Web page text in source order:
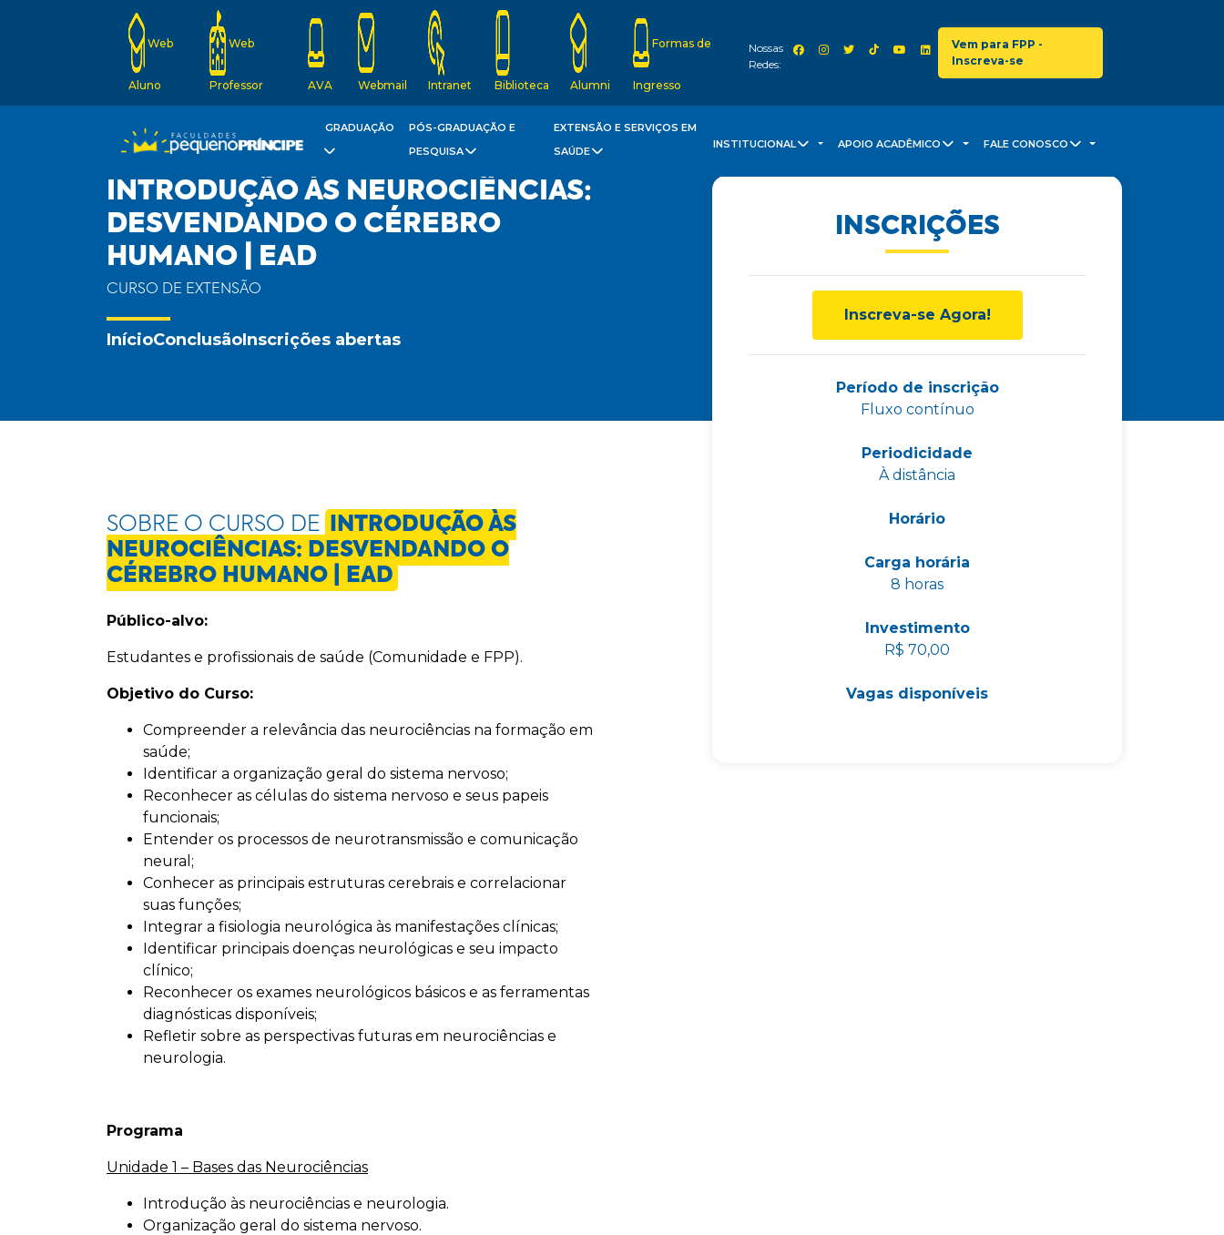
Web
Aluno
Web
Professor AVA Webmail Intranet Biblioteca Alumni
Formas de
Ingresso
Nossas
Redes:
Vem para FPP -
Inscreva-se
GRADUAÇÃO
PÓS-GRADUAÇÃO E
PESQUISA
EXTENSÃO E SERVIÇOS EM
SAÚDE
INSTITUCIONAL APOIO ACADÊMICO FALE CONOSCO
INTRODUÇÃO ÀS NEUROCIÊNCIAS:
DESVENDANDO O CÉREBRO
HUMANO | EAD
CURSO DE EXTENSÃO
InícioConclusãoInscrições abertas
INSCRIÇÕES
Inscreva-se Agora!
Período de inscrição
Fluxo contínuo
Periodicidade
À distância
Horário
Carga horária
8 horas
Investimento
R$ 70,00
Vagas disponíveis
SOBRE O CURSO DE
INTRODUÇÃO ÀS
NEUROCIÊNCIAS: DESVENDANDO O
CÉREBRO HUMANO | EAD
Público-alvo:
Estudantes e profissionais de saúde (Comunidade e FPP).
Objetivo do Curso:
Compreender a relevância das neurociências na formação em
saúde;
Identificar a organização geral do sistema nervoso;
Reconhecer as células do sistema nervoso e seus papeis
funcionais;
Entender os processos de neurotransmissão e comunicação
neural;
Conhecer as principais estruturas cerebrais e correlacionar
suas funções;
Integrar a fisiologia neurológica às manifestações clínicas;
Identificar principais doenças neurológicas e seu impacto
clínico;
Reconhecer os exames neurológicos básicos e as ferramentas
diagnósticas disponíveis;
Refletir sobre as perspectivas futuras em neurociências e
neurologia.
Programa
Unidade 1 – Bases das Neurociências
Introdução às neurociências e neurologia.
Organização geral do sistema nervoso.